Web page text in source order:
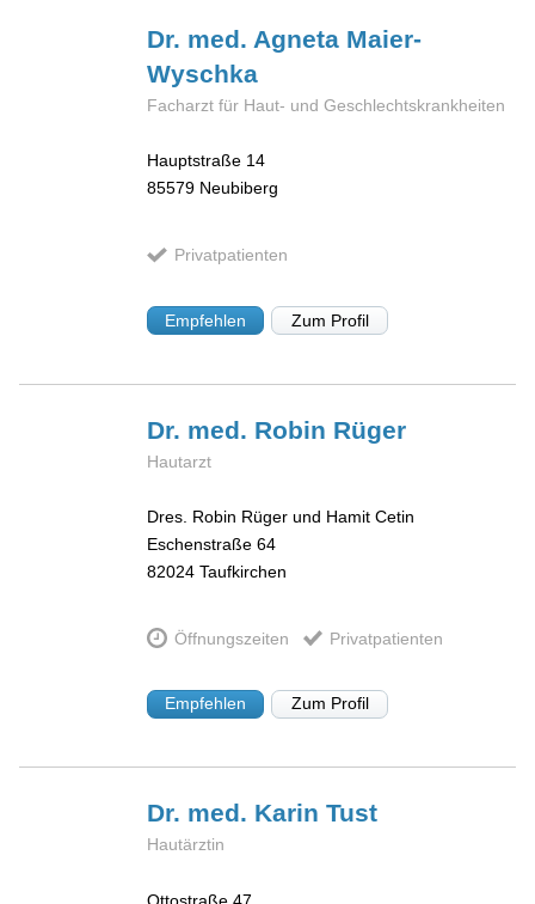
Dr. med. Agneta Maier-
Wyschka
Facharzt für Haut- und Geschlechtskrankheiten
Hauptstraße 14
85579 Neubiberg
Privatpatienten
Empfehlen Zum Profil
Dr. med. Robin Rüger
Hautarzt
Dres. Robin Rüger und Hamit Cetin
Eschenstraße 64
82024 Taufkirchen
Öffnungszeiten Privatpatienten
Empfehlen Zum Profil
Dr. med. KarinTust
Hautärztin